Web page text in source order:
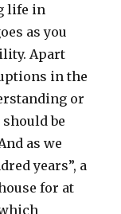
life in
as you
Apart
in the
or
be
as we
years”, a
for at